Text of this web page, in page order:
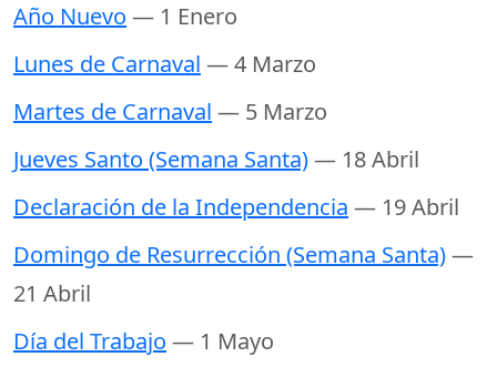
Año Nuevo — 1 Enero
Lunes de Carnaval — 4 Marzo
Martes de Carnaval — 5 Marzo
Jueves Santo (Semana Santa)— 18 Abril
Declaración de la Independencia — 19 Abril
Domingo de Resurrección (Semana Santa)—
21 Abril
Día del Trabajo — 1 Mayo